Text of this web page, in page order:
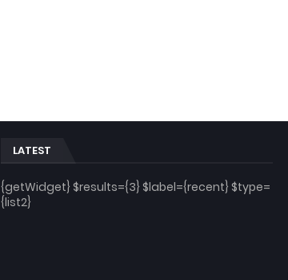
LATEST
{getWidget} $results={3} $label={recent} $type=
{list2}